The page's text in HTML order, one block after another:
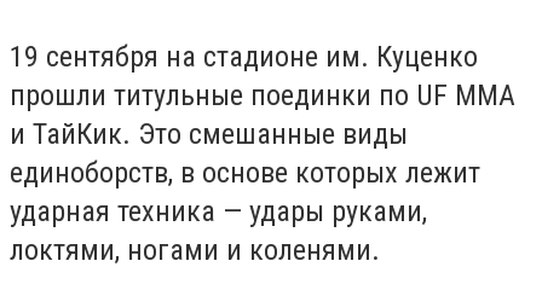
19 сентября на стадионе им. Куценко
прошли титульные поединки по UF MMA
и ТайКик. Это смешанные виды
единоборств, в основе которых лежит
ударная техника — удары руками,
локтями, ногами и коленями.